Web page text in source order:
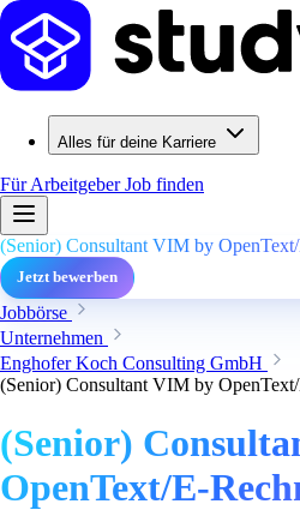
Alles für deine Karriere
Für ArbeitgeberJob finden
(Senior) Consultant VIM by
Jetzt bewerben
Jobbörse
Unternehmen
Enghofer Koch Consulting GmbH
(Senior) Consultant VIM by
(Senior)
OpenText/E-